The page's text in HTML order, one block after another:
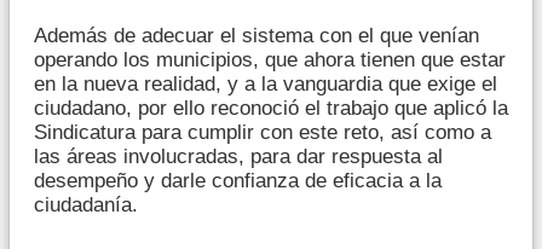
Además de adecuar el sistema con el que venían
operando los municipios, que ahora tienen que estar
en la nueva realidad, y a la vanguardia que exige el
ciudadano, por ello reconoció el trabajo que aplicó la
Sindicatura para cumplir con este reto, así como a
las áreas involucradas, para dar respuesta al
desempeño y darle confianza de eficacia a la
ciudadanía.